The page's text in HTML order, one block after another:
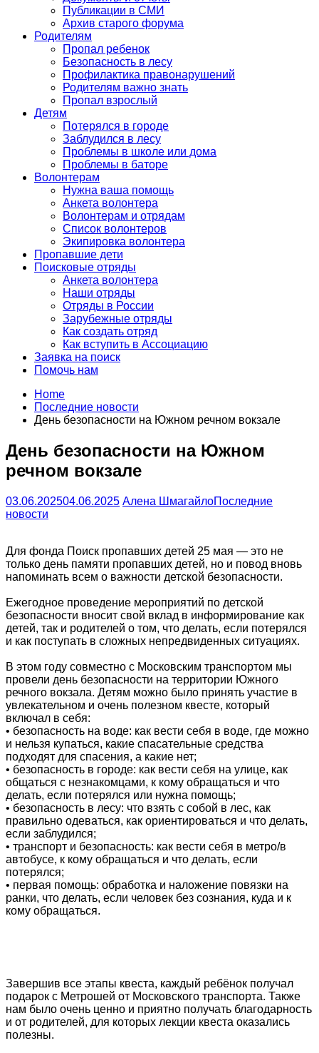
Публикации в СМИ
Архив старого форума
Родителям
Пропал ребенок
Безопасность в лесу
Профилактика правонарушений
Родителям важно знать
Пропал взрослый
Детям
Потерялся в городе
Заблудился в лесу
Проблемы в школе или дома
Проблемы в баторе
Волонтерам
Нужна ваша помощь
Анкета волонтера
Волонтерам и отрядам
Список волонтеров
Экипировка волонтера
Пропавшие дети
Поисковые отряды
Анкета волонтера
Наши отряды
Отряды в России
Зарубежные отряды
Как создать отряд
Как вступить в Ассоциацию
Заявка на поиск
Помочь нам
Home
Последние новости
День безопасности на Южном речном вокзале
День безопасности на Южном
речном вокзале
03.06.202504.06.2025 Алена ШмагайлоПоследние
новости
Для фонда Поиск пропавших детей 25 мая — это не
только день памяти пропавших детей, но и повод вновь
напоминать всем о важности детской безопасности.
Ежегодное проведение мероприятий по детской
безопасности вносит свой вклад в информирование как
детей, так и родителей о том, что делать, если потерялся
и как поступать в сложных непредвиденных ситуациях.
В этом году совместно с Московским транспортом мы
провели день безопасности на территории Южного
речного вокзала. Детям можно было принять участие в
увлекательном и очень полезном квесте, который
включал в себя:
• безопасность на воде: как вести себя в воде, где можно
и нельзя купаться, какие спасательные средства
подходят для спасения, а какие нет;
• безопасность в городе: как вести себя на улице, как
общаться с незнакомцами, к кому обращаться и что
делать, если потерялся или нужна помощь;
• безопасность в лесу: что взять с собой в лес, как
правильно одеваться, как ориентироваться и что делать,
если заблудился;
• транспорт и безопасность: как вести себя в метро/в
автобусе, к кому обращаться и что делать, если
потерялся;
• первая помощь: обработка и наложение повязки на
ранки, что делать, если человек без сознания, куда и к
кому обращаться.
Завершив все этапы квеста, каждый ребёнок получал
подарок с Метрошей от Московского транспорта. Также
нам было очень ценно и приятно получать благодарность
и от родителей, для которых лекции квеста оказались
полезны.